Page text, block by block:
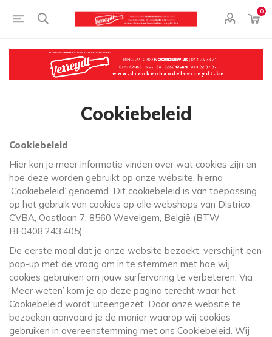
0
Cookiebeleid
Cookiebeleid
Hier kan je meer informatie vinden over wat cookies zijn en
hoe deze worden gebruikt op onze website, hierna
‘Cookiebeleid’ genoemd. Dit cookiebeleid is van toepassing
op het gebruik van cookies op alle webshops van Districo
CVBA, Oostlaan 7, 8560 Wevelgem, België (BTW
BE0408.243.405).
De eerste maal dat je onze website bezoekt, verschijnt een
pop-up met de vraag om in te stemmen met hoe wij
cookies gebruiken om jouw surfervaring te verbeteren. Via
‘Meer weten’ kom je op deze pagina terecht waar het
Cookiebeleid wordt uiteengezet. Door onze website te
bezoeken aanvaard je de manier waarop wij cookies
gebruiken in overeenstemming met ons Cookiebeleid. Wij